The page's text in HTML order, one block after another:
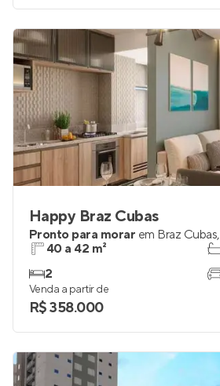
Happy Braz Cubas
Pronto para morar em Braz Cubas,
40 a 42 m²
2
Venda a partir de
R$ 358.000